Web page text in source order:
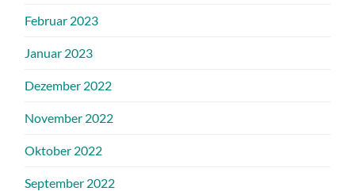
Februar 2023
Januar 2023
Dezember 2022
November 2022
Oktober 2022
September 2022